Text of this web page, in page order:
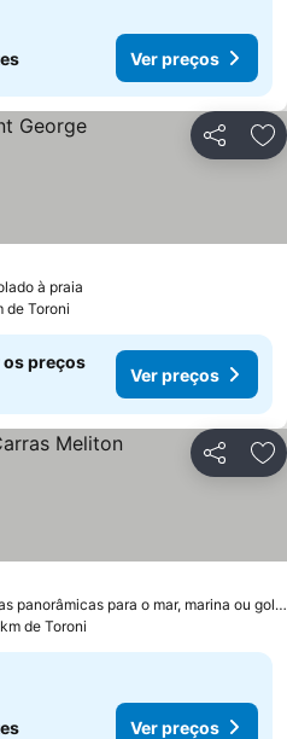
Ver preços
Partilhar
à praia
de Toroni
os preços
Ver preços
Partilhar
Quartos com vistas panorâmicas para o mar, marina ou golfe
de Toroni
Ver preços